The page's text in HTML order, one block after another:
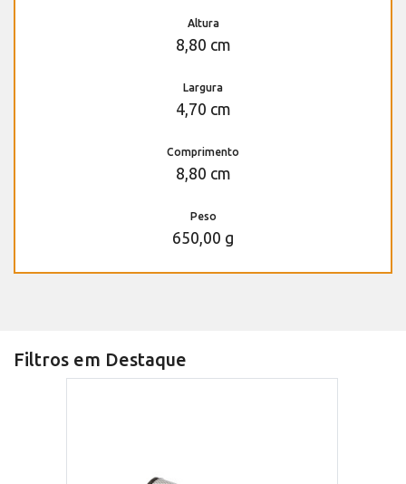
Altura
8,80 cm
Largura
4,70 cm
Comprimento
8,80 cm
Peso
650,00 g
Filtros em Destaque